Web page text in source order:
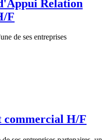
Relation
F
de ses entreprises
commercial H/F